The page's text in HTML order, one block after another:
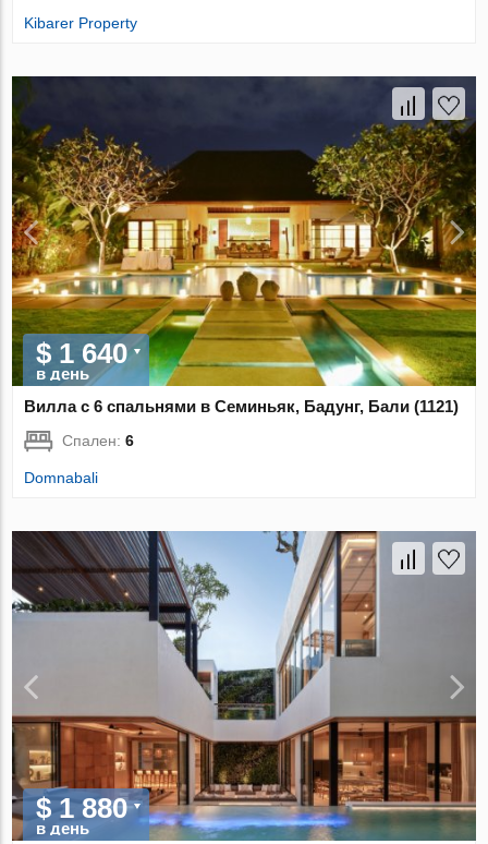
Kibarer Property
$ 1 640
в день
Вилла с 6 спальнями в Семиньяк, Бадунг, Бали (1121)
Спален:6
Domnabali
$ 1 880
в день